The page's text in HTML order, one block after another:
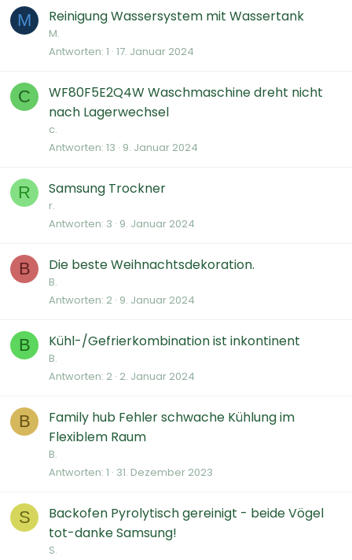
M Reinigung Wassersystem mit Wassertank
M.
Antworten 1 17. Januar 2024
C
WF80F5E2Q4W Waschmaschine dreht nicht
nach Lagerwechsel
c.
Antworten 13 9. Januar 2024
R Samsung Trockner
r.
Antworten 3 9. Januar 2024
B Die beste Weihnachtsdekoration.
B.
Antworten 2 9. Januar 2024
B Kühl-/Gefrierkombination ist inkontinent
B.
Antworten 2 2. Januar 2024
B
Family hub Fehler schwache Kühlung im
Flexiblem Raum
B.
Antworten 1 31. Dezember 2023
S
Backofen Pyrolytisch gereinigt - beide Vögel
tot-danke Samsung!
S.